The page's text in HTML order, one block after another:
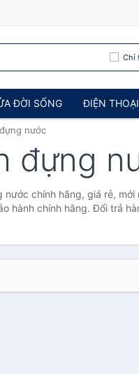
Chỉ
ĐỜI SỐNG ĐIỆN
nước
đựng
chính hãng, giá rẻ,
hành chính hãng. Đổi trả